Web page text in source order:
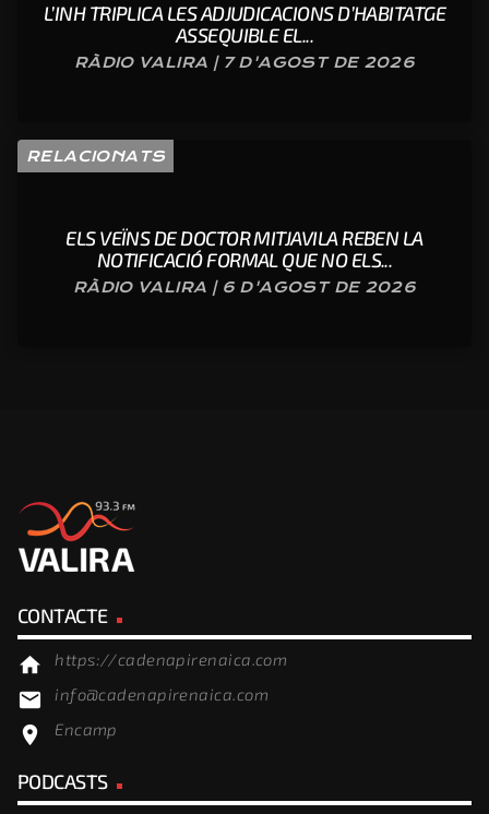
L’INH TRIPLICA LES ADJUDICACIONS D’HABITATGE
ASSEQUIBLE EL...
RÀDIO VALIRA | 7 D'AGOST DE 2026
RELACIONATS
ELS VEÏNS DE DOCTOR MITJAVILA REBEN LA
NOTIFICACIÓ FORMAL QUE NO ELS...
RÀDIO VALIRA | 6 D'AGOST DE 2026
CONTACTE
home https://cadenapirenaica.com
email info@cadenapirenaica.com
location_on Encamp
PODCASTS